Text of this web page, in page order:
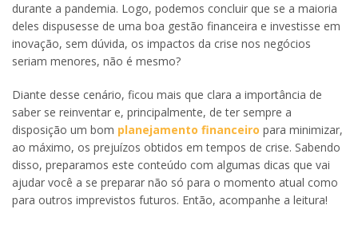
durante a pandemia. Logo, podemos concluir que se a maioria
deles dispusesse de uma boa gestão financeira e investisse em
inovação, sem dúvida, os impactos da crise nos negócios
seriam menores, não é mesmo?
Diante desse cenário, ficou mais que clara a importância de
saber se reinventar e, principalmente, de ter sempre a
disposição um bom planejamento financeiro para minimizar,
ao máximo, os prejuízos obtidos em tempos de crise. Sabendo
disso, preparamos este conteúdo com algumas dicas que vai
ajudar você a se preparar não só para o momento atual como
para outros imprevistos futuros. Então, acompanhe a leitura!